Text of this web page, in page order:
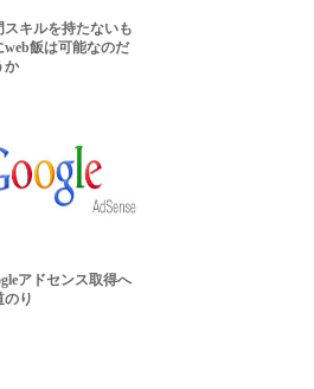
スキルを持たないも
web飯は可能なのだ
か
アドセンス取得へ
のり